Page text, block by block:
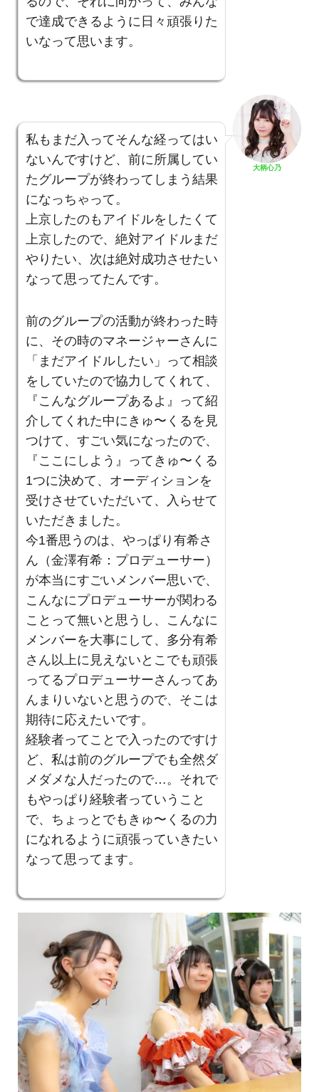
で達成できるように日々頑張りた
いなって思います。
私もまだ入ってそんな経ってはい
ないんですけど、前に所属してい
たグループが終わってしまう結果
になっちゃって。
上京したのもアイドルをしたくて
上京したので、絶対アイドルまだ
やりたい、次は絶対成功させたい
なって思ってたんです。
前のグループの活動が終わった時
に、その時のマネージャーさんに
「まだアイドルしたい」って相談
をしていたので協力してくれて、
『こんなグループあるよ』って紹
介してくれた中にきゅ〜くるを見
つけて、すごい気になったので、
『ここにしよう』ってきゅ〜くる
1つに決めて、オーディションを
受けさせていただいて、入らせて
いただきました。
今1番思うのは、やっぱり有希さ
ん（金澤有希：プロデューサー）
が本当にすごいメンバー思いで、
こんなにプロデューサーが関わる
ことって無いと思うし、こんなに
メンバーを大事にして、多分有希
さん以上に見えないとこでも頑張
ってるプロデューサーさんってあ
んまりいないと思うので、そこは
期待に応えたいです。
経験者ってことで入ったのですけ
ど、私は前のグループでも全然ダ
メダメな人だったので…。それで
もやっぱり経験者っていうこと
で、ちょっとでもきゅ〜くるの力
になれるように頑張っていきたい
なって思ってます。
大柄心乃